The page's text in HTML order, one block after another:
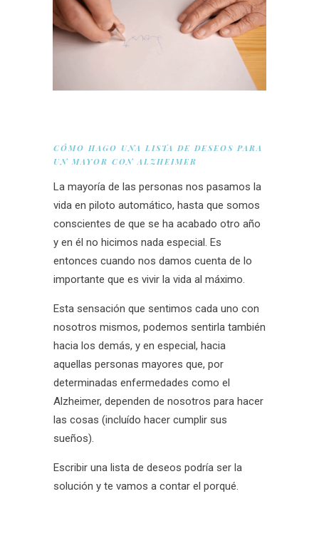
CÓMO HAGO UNA LISTA DE DESEOS PARA
UN MAYOR CON ALZHEIMER
La mayoría de las personas nos pasamos la
vida en piloto automático, hasta que somos
conscientes de que se ha acabado otro año
y en él no hicimos nada especial. Es
entonces cuando nos damos cuenta de lo
importante que es vivir la vida al máximo.
Esta sensación que sentimos cada uno con
nosotros mismos, podemos sentirla también
hacia los demás, y en especial, hacia
aquellas personas mayores que, por
determinadas enfermedades como el
Alzheimer, dependen de nosotros para hacer
las cosas (incluído hacer cumplir sus
sueños).
Escribir una lista de deseos podría ser la
solución y te vamos a contar el porqué.